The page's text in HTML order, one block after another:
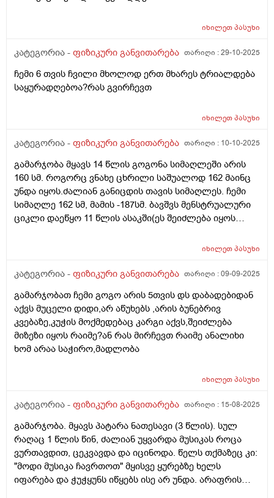
იხილეთპასუხი
კატეგორია - ფიზიკური განვითარება თარიღი :29-10-2025
ჩემი 6 თვის ჩვილი მხოლოდ ერთ მხარეს ტრიალდება
საყურადღებოა?რას გვირჩევთ
იხილეთპასუხი
კატეგორია - ფიზიკური განვითარება თარიღი : 10-10-2025
გამარჯობა მყავს 14 წლის გოგონა სიმაღლეში არის
160 სმ. როგორც ვნახე ცხრილი საშუალოდ 162 მაინც
უნდა იყოს.ძალიან განიცდის თავის სიმაღლეს. ჩემი
სიმაღლე 162 სმ, მამის -187სმ. ბავშვს მენსტრუალური
ციკლი დაეწყო 11 წლის ასაკში(ეს შეიძლება იყოს
მიღებას.ან რა რჩევა შეგიძლიათ რომ მომცეთ.
იხილეთპასუხი
კატეგორია - ფიზიკური განვითარება თარიღი :09-09-2025
გამარჯობათ ჩემი გოგო არის 5თვის დს დაბადებიდან
აქვს მუცელი დიდი,არ აწუხებს ,არის ბუნებრივ
კვებაზე,კუჭის მოქმედებაც კარგი აქვს,შეიძლება
მიზეზი იყოს რაიმე?ან რას მირჩევთ რაიმე ანალიხი
ხომ არაა საჭირო,მადლობა
იხილეთპასუხი
კატეგორია - ფიზიკური განვითარება თარიღი : 15-08-2025
გამარჯობა. მყავს პატარა ნათესავი (3 წლის). სულ
რაღაც 1 წლის წინ, ძალიან უყვარდა მუსიკას როცა
ვურთავდით, ცეკვავდა და იცინოდა. წელს თქმაზეც კი:
"მოდი მუსიკა ჩავრთოთ" მყისვე ყურებზე ხელს
იფარება და ჭუჭყუნს იწყებს ისე არ უნდა. არაფრის